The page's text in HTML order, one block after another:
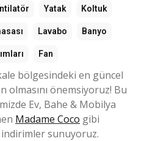
Yatak Koltuk
Lavabo Banyo
Fan
bölgesindeki en güncel
önemsiyoruz! Bu
Ev, Bahe & Mobilya
Madame Coco gibi
sunuyoruz.